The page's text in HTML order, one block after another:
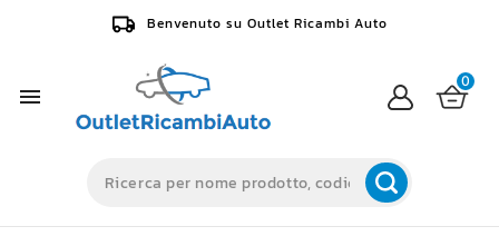
Benvenuto su Outlet Ricambi Auto

0